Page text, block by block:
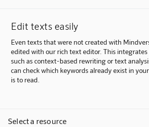
Edit texts easily
Even texts that were not created with
edited with our rich text editor. This integrates
such as context-based rewriting or text
can check which keywords already exist in
is to read.
Select a resource